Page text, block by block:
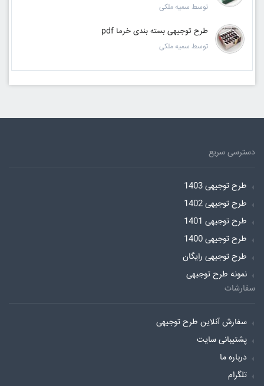
توسط سمیه ملکی
طرح توجیهی بسته بندی خرما pdf
توسط سمیه ملکی
دسترسی سریع
طرح توجیهی 1403
طرح توجیهی 1402
طرح توجیهی 1401
طرح توجیهی 1400
طرح توجیهی رایگان
نمونه طرح توجیهی
سفارشات
سفارش آنلاین طرح توجیهی
پشتیبانی سایت
درباره ما
تلگرام